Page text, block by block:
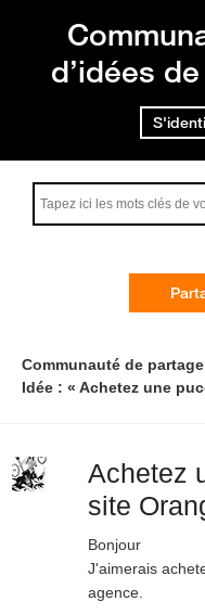
d’idées
Communauté de
Idée : « Achetez une
Achetez
site
Bonjour
J'aimerais
agence.